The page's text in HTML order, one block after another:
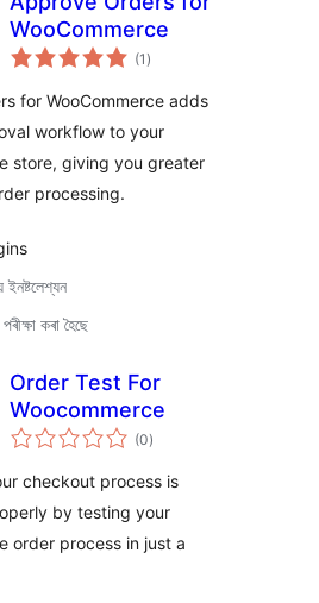
WooCommerce
(1 টা
মুঠ)
for WooCommerce adds
workflow to your
store, giving you greater
processing.
কৰা হৈছে
Order Test For
Woocommerce
(0টা
মুঠ)
checkout process is
by testing your
order process in just a